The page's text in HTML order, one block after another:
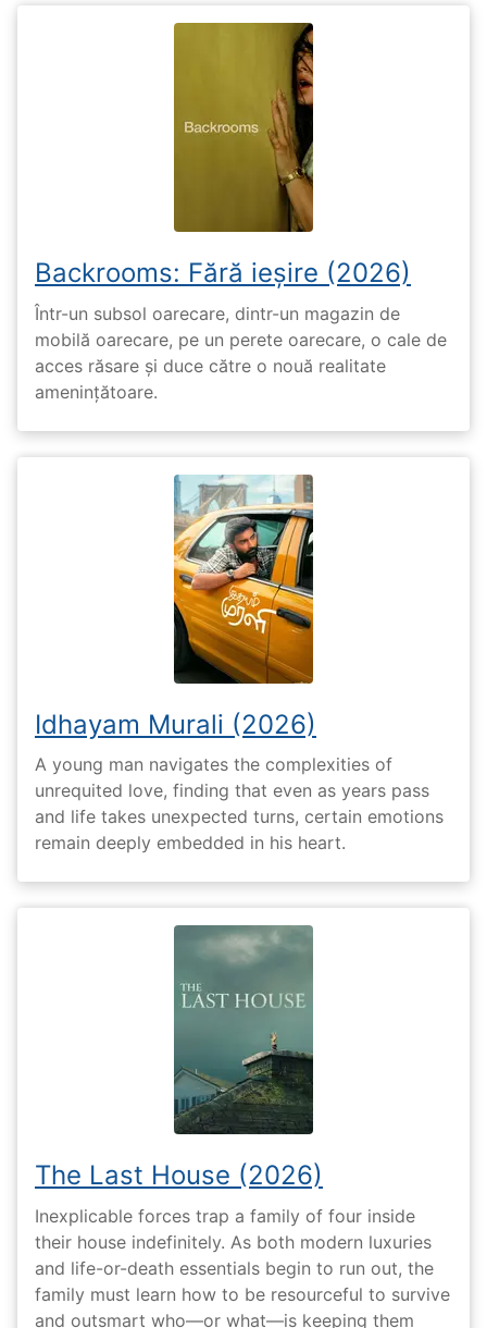
Backrooms: Fără ieșire (2026)
Într-un subsol oarecare, dintr-un magazin de
mobilă oarecare, pe un perete oarecare, o cale de
acces răsare și duce către o nouă realitate
amenințătoare.
Idhayam Murali (2026)
A young man navigates the complexities of
unrequited love, finding that even as years pass
and life takes unexpected turns, certain emotions
remain deeply embedded in his heart.
The Last House (2026)
Inexplicable forces trap a family of four inside
their house indefinitely. As both modern luxuries
and life-or-death essentials begin to run out, the
family must learn how to be resourceful to survive
and outsmart who—or what—is keeping them